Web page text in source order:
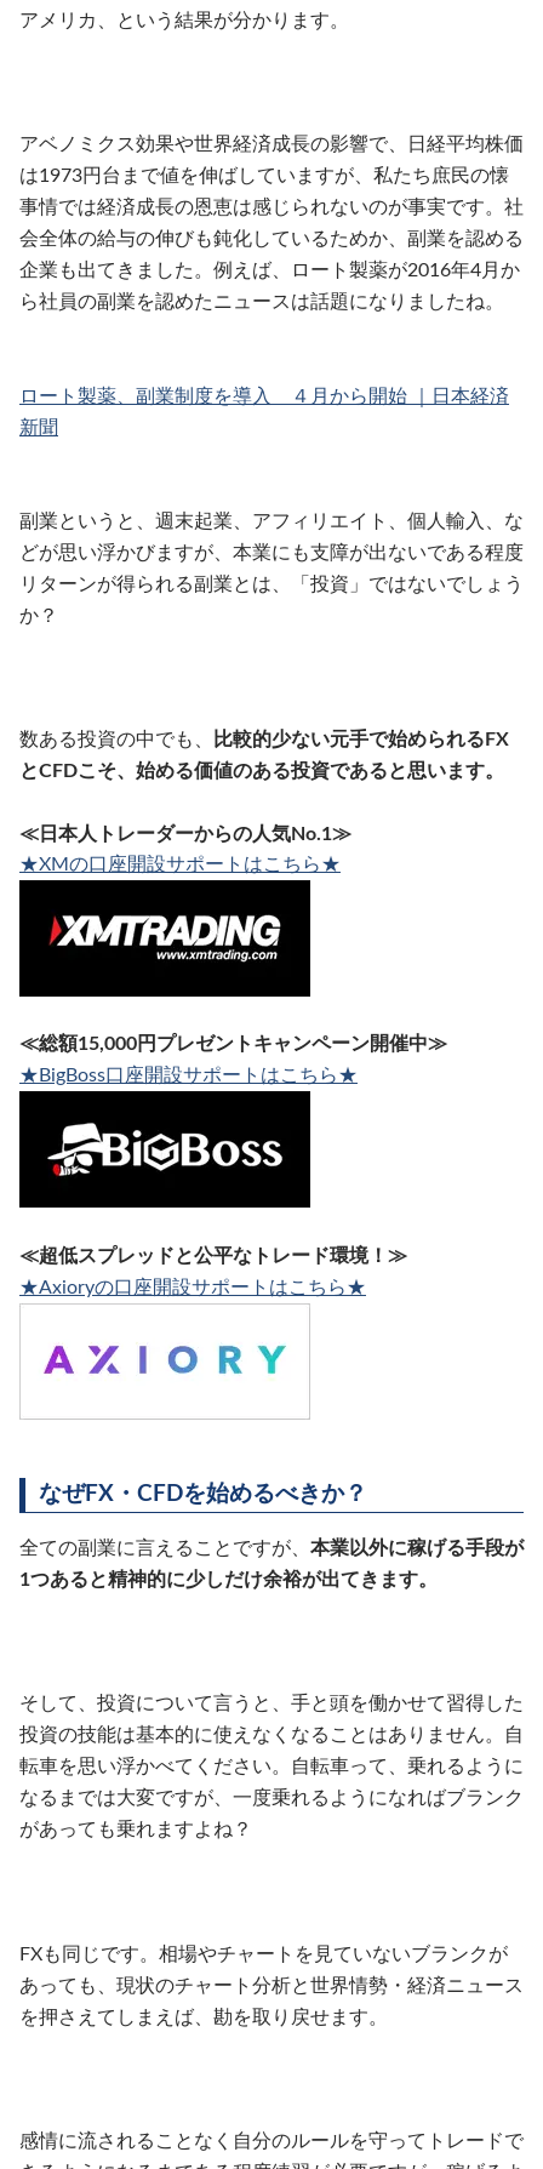
アメリカ、という結果が分かります。
アベノミクス効果や世界経済成長の影響で、日経平均株価
は1973円台まで値を伸ばしていますが、私たち庶民の懐
事情では経済成長の恩恵は感じられないのが事実です。社
会全体の給与の伸びも鈍化しているためか、副業を認める
企業も出てきました。例えば、ロート製薬が2016年4月か
ら社員の副業を認めたニュースは話題になりましたね。
ロート製薬、副業制度を導入 ４月から開始 ｜日本経済
新聞
副業というと、週末起業、アフィリエイト、個人輸入、な
どが思い浮かびますが、本業にも支障が出ないである程度
リターンが得られる副業とは、「投資」ではないでしょう
か？
数ある投資の中でも、
比較的少ない元手で始められるFX
とCFDこそ、始める価値のある投資であると思います。
≪日本人トレーダーからの人気No.1≫
★XMの口座開設サポートはこちら★
≪総額15,000円プレゼントキャンペーン開催中≫
★BigBoss口座開設サポートはこちら★
≪超低スプレッドと公平なトレード環境！≫
★Axioryの口座開設サポートはこちら★
なぜFX・CFDを始めるべきか？
全ての副業に言えることですが、 本業以外に稼げる手段が
1つあると精神的に少しだけ余裕が出てきます。
そして、投資について言うと、手と頭を働かせて習得した
投資の技能は基本的に使えなくなることはありません。自
転車を思い浮かべてください。自転車って、乗れるように
なるまでは大変ですが、一度乗れるようになればブランク
があっても乗れますよね？
FXも同じです。相場やチャートを見ていないブランクが
あっても、現状のチャート分析と世界情勢・経済ニュース
を押さえてしまえば、勘を取り戻せます。
感情に流されることなく自分のルールを守ってトレードで